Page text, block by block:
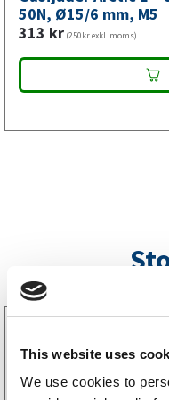
This website uses
We use cookies to
mm,
M5
mängd
50N, Ø15/6 mm, M5
313 kr (250kr exkl. moms)
LGF Skylt